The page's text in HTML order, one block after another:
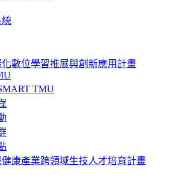
統
數位學習推展與創新應用計畫
TMU
康產業跨領域生技人才培育計畫